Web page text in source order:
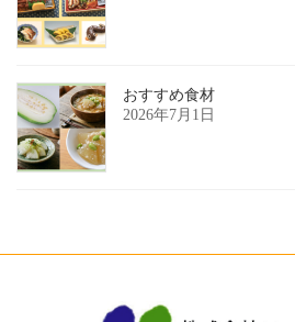
おすすめ食材
2026年7月1日